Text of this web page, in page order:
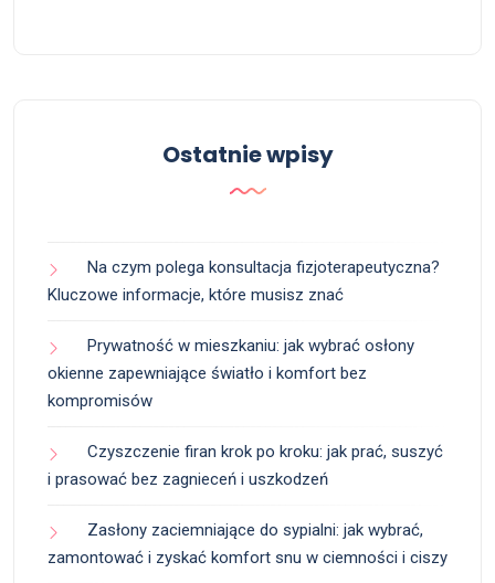
Ostatnie wpisy
Na czym polega konsultacja fizjoterapeutyczna?
Kluczowe informacje, które musisz znać
Prywatność w mieszkaniu: jak wybrać osłony
okienne zapewniające światło i komfort bez
kompromisów
Czyszczenie firan krok po kroku: jak prać, suszyć
i prasować bez zagnieceń i uszkodzeń
Zasłony zaciemniające do sypialni: jak wybrać,
zamontować i zyskać komfort snu w ciemności i ciszy